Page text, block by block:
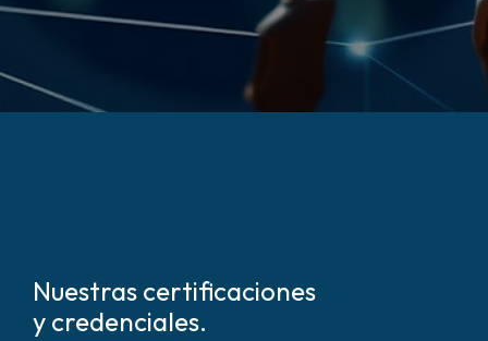
Nuestras certificaciones
y credenciales.